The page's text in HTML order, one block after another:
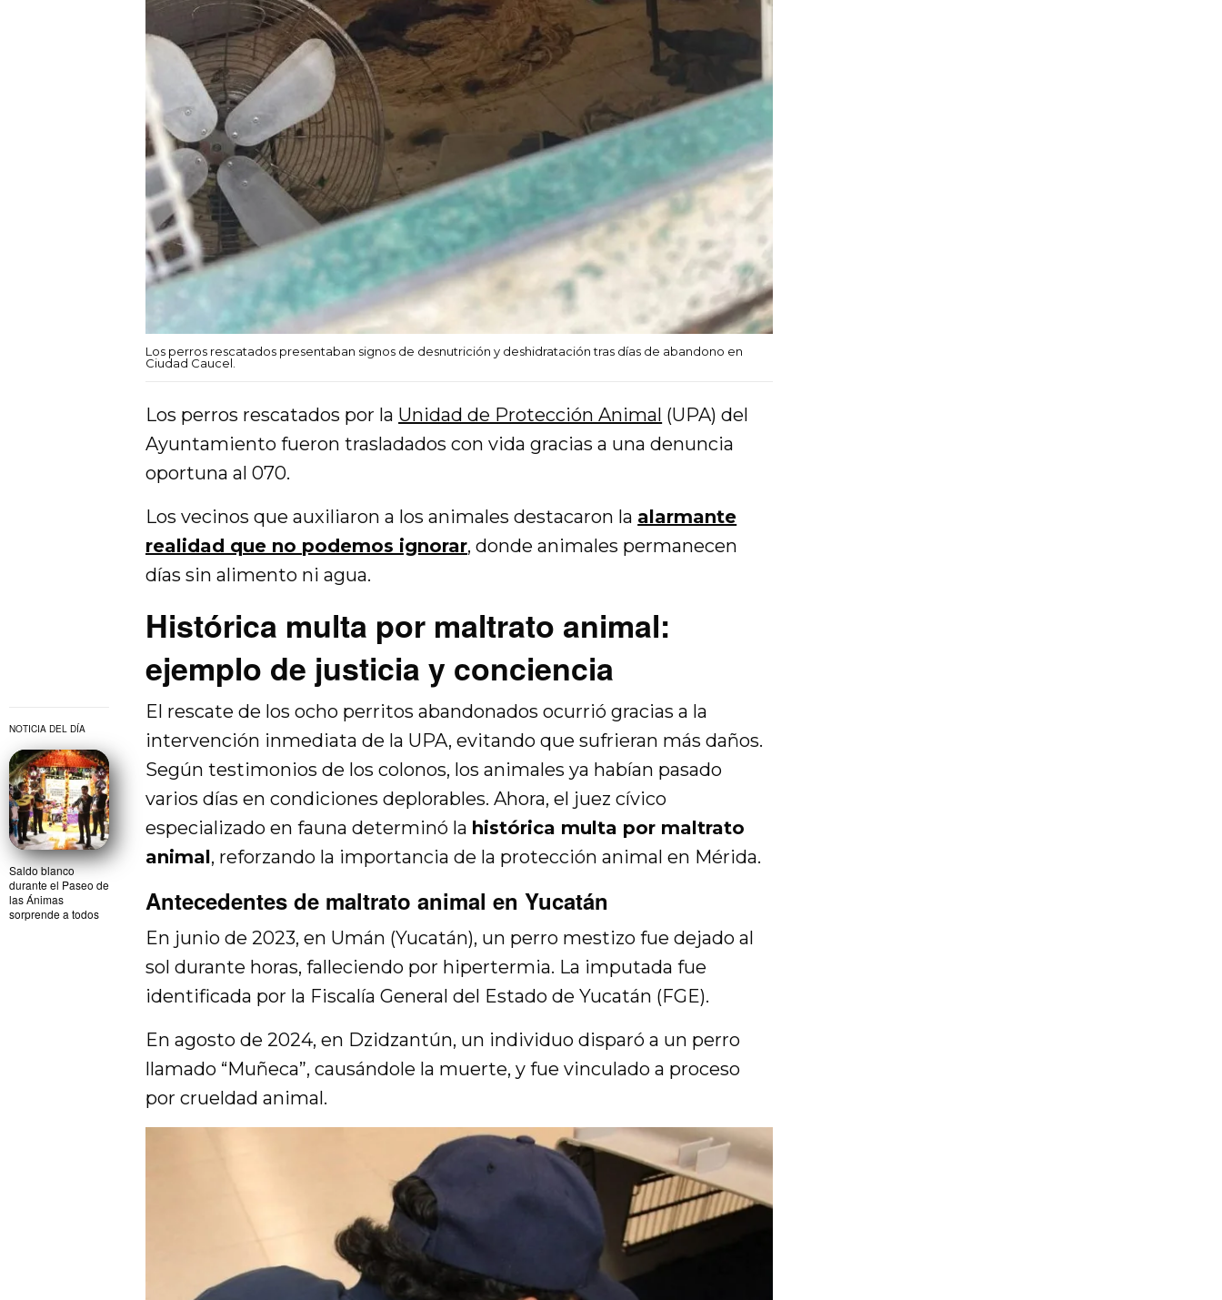
NOTICIA DEL DÍA
Saldo blanco
durante el Paseo de
las Ánimas
sorprende a todos
Los perros rescatados presentaban signos de desnutrición y deshidratación tras días de abandono en
Ciudad Caucel.
Los perros rescatados por la Unidad de Protección Animal (UPA) del
Ayuntamiento fueron trasladados con vida gracias a una denuncia
oportuna al 070.
Los vecinos que auxiliaron a los animales destacaron la alarmante
realidad que no podemos ignorar, donde animales permanecen
días sin alimento ni agua.
Histórica multa por maltrato animal:
ejemplo de justicia y conciencia
El rescate de los ocho perritos abandonados ocurrió gracias a la
intervención inmediata de la UPA, evitando que sufrieran más daños.
Según testimonios de los colonos, los animales ya habían pasado
varios días en condiciones deplorables. Ahora, el juez cívico
especializado en fauna determinó la histórica multa por maltrato
animal, reforzando la importancia de la protección animal en Mérida.
Antecedentes de maltrato animal en Yucatán
En junio de 2023, en Umán (Yucatán), un perro mestizo fue dejado al
sol durante horas, falleciendo por hipertermia. La imputada fue
identificada por la Fiscalía General del Estado de Yucatán (FGE).
En agosto de 2024, en Dzidzantún, un individuo disparó a un perro
llamado “Muñeca”, causándole la muerte, y fue vinculado a proceso
por crueldad animal.